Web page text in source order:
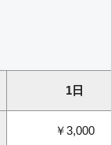
1日
￥3,000